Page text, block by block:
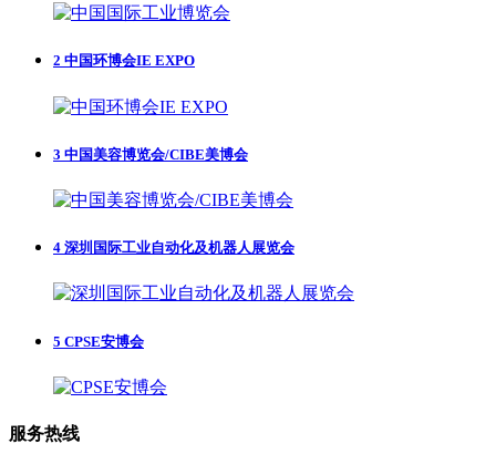
2 中国环博会IE EXPO
3 中国美容博览会/CIBE美博会
4 深圳国际工业自动化及机器人展览会
5 CPSE安博会
服务热线